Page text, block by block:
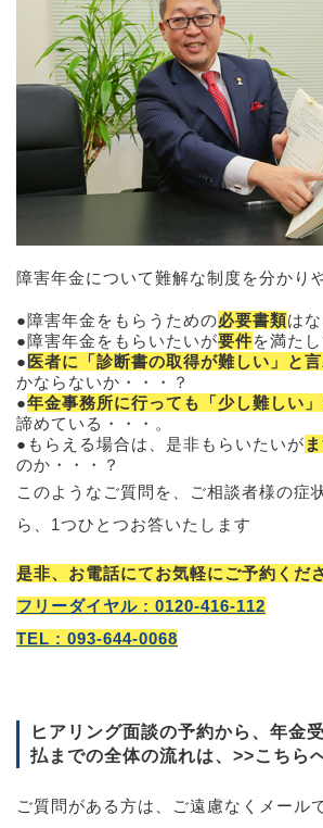
障害年金について難解な制度を分かり
障害年金をもらうための必要書類は
障害年金をもらいたいが要件を満た
医者に「診断書の取得が難しい」と
かならないか・・・？
年金事務所に行っても「少し難しい
諦めている・・・。
もらえる場合は、是非もらいたいが
のか・・・？
このようなご質問を、ご相談者様の症
ら、1つひとつお答いたします
是非、お電話にてお気軽にご予約くだ
フリーダイヤル : 0120-416-112
TEL : 093-644-0068
ヒアリング面談の予約から、年金
払までの全体の流れは、 >>こちら
ご質問がある方は、ご遠慮なくメール